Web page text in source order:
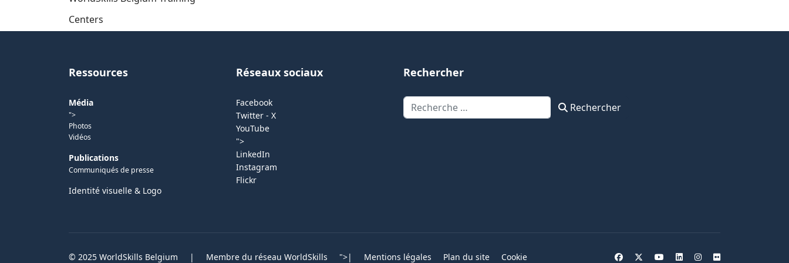
Centers
Ressources
Média
">
Photos
Vidéos
Publications
Communiqués de presse
Identité visuelle & Logo
Réseaux sociaux
Facebook
Twitter - X
YouTube
">
LinkedIn
Instagram
Flickr
Rechercher
Rechercher Rechercher
© 2025 WorldSkills Belgium | Membre du réseau WorldSkills ">| Mentions légales Plan du site Cookie